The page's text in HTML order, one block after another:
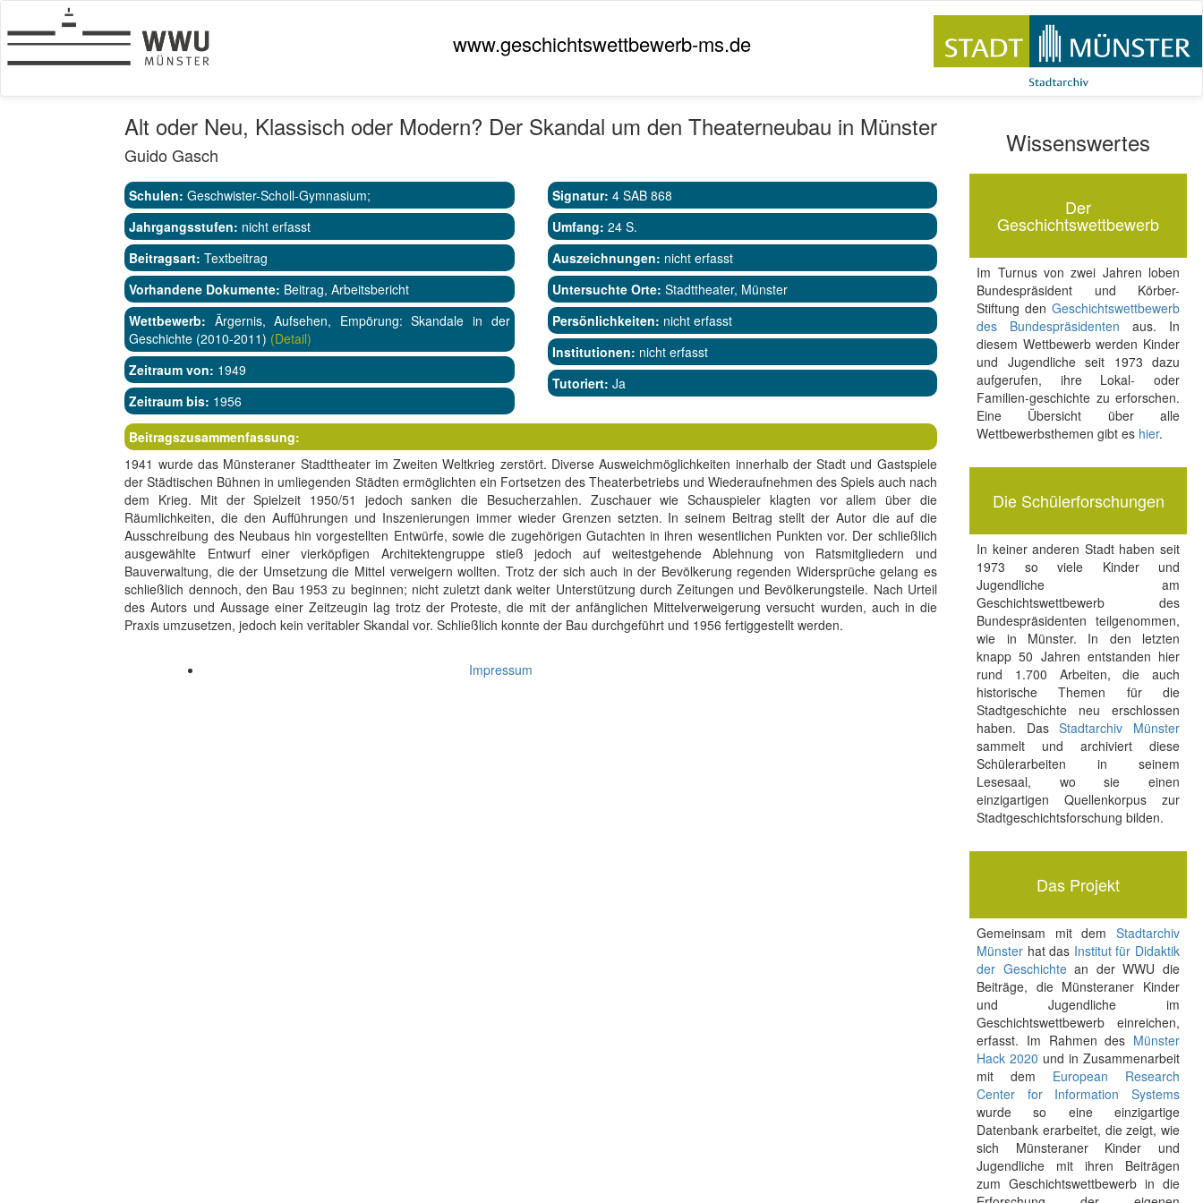
www.geschichtswettbewerb-ms.de
Alt oder Neu, Klassisch oder Modern? Der Skandal um den Theaterneubau in Münster
Guido Gasch
Schulen: Geschwister-Scholl-Gymnasium;
Jahrgangsstufen: nicht erfasst
Beitragsart: Textbeitrag
Vorhandene Dokumente: Beitrag, Arbeitsbericht
Wettbewerb: Ärgernis, Aufsehen, Empörung: Skandale in der
Geschichte (2010-2011) (Detail)
Zeitraum von: 1949
Zeitraum bis: 1956
Signatur: 4 SAB 868
Umfang: 24 S.
Auszeichnungen: nicht erfasst
Untersuchte Orte: Stadttheater, Münster
Persönlichkeiten: nicht erfasst
Institutionen: nicht erfasst
Tutoriert: Ja
Beitragszusammenfassung:
1941 wurde das Münsteraner Stadttheater im Zweiten Weltkrieg zerstört. Diverse Ausweichmöglichkeiten innerhalb der Stadt und Gastspiele
der Städtischen Bühnen in umliegenden Städten ermöglichten ein Fortsetzen des Theaterbetriebs und Wiederaufnehmen des Spiels auch nach
dem Krieg. Mit der Spielzeit 1950/51 jedoch sanken die Besucherzahlen. Zuschauer wie Schauspieler klagten vor allem über die
Räumlichkeiten, die den Aufführungen und Inszenierungen immer wieder Grenzen setzten. In seinem Beitrag stellt der Autor die auf die
Ausschreibung des Neubaus hin vorgestellten Entwürfe, sowie die zugehörigen Gutachten in ihren wesentlichen Punkten vor. Der schließlich
ausgewählte Entwurf einer vierköpfigen Architektengruppe stieß jedoch auf weitestgehende Ablehnung von Ratsmitgliedern und
Bauverwaltung, die der Umsetzung die Mittel verweigern wollten. Trotz der sich auch in der Bevölkerung regenden Widersprüche gelang es
schließlich dennoch, den Bau 1953 zu beginnen; nicht zuletzt dank weiter Unterstützung durch Zeitungen und Bevölkerungsteile. Nach Urteil
des Autors und Aussage einer Zeitzeugin lag trotz der Proteste, die mit der anfänglichen Mittelverweigerung versucht wurden, auch in die
Praxis umzusetzen, jedoch kein veritabler Skandal vor. Schließlich konnte der Bau durchgeführt und 1956 fertiggestellt werden.
Wissenswertes
Der
Geschichtswettbewerb
Im Turnus von zwei Jahren loben
Bundespräsident und Körber-
Stiftung den Geschichtswettbewerb
des Bundespräsidenten aus. In
diesem Wettbewerb werden Kinder
und Jugendliche seit 1973 dazu
aufgerufen, ihre Lokal- oder
Familien-geschichte zu erforschen.
Eine Übersicht über alle
Wettbewerbsthemen gibt es hier.
Die Schülerforschungen
In keiner anderen Stadt haben seit
1973 so viele Kinder und
Jugendliche am
Geschichtswettbewerb des
Bundespräsidenten teilgenommen,
wie in Münster. In den letzten
knapp 50 Jahren entstanden hier
rund 1.700 Arbeiten, die auch
historische Themen für die
Stadtgeschichte neu erschlossen
haben. DasStadtarchiv Münster
sammelt und archiviert diese
Schülerarbeiten in seinem
Lesesaal, wo sie einen
einzigartigen Quellenkorpus zur
Stadtgeschichtsforschung bilden.
Das Projekt
Gemeinsam mit dem Stadtarchiv
Münster hat das Institut für Didaktik
der Geschichtean der WWU die
Beiträge, die Münsteraner Kinder
und Jugendliche im
Geschichtswettbewerb einreichen,
erfasst. Im Rahmen des Münster
Hack 2020 und in Zusammenarbeit
mit dem European Research
Center for Information Systems
wurde so eine einzigartige
Datenbank erarbeitet, die zeigt, wie
sich Münsteraner Kinder und
Jugendliche mit ihren Beiträgen
zum Geschichtswettbewerb in die
Impressum